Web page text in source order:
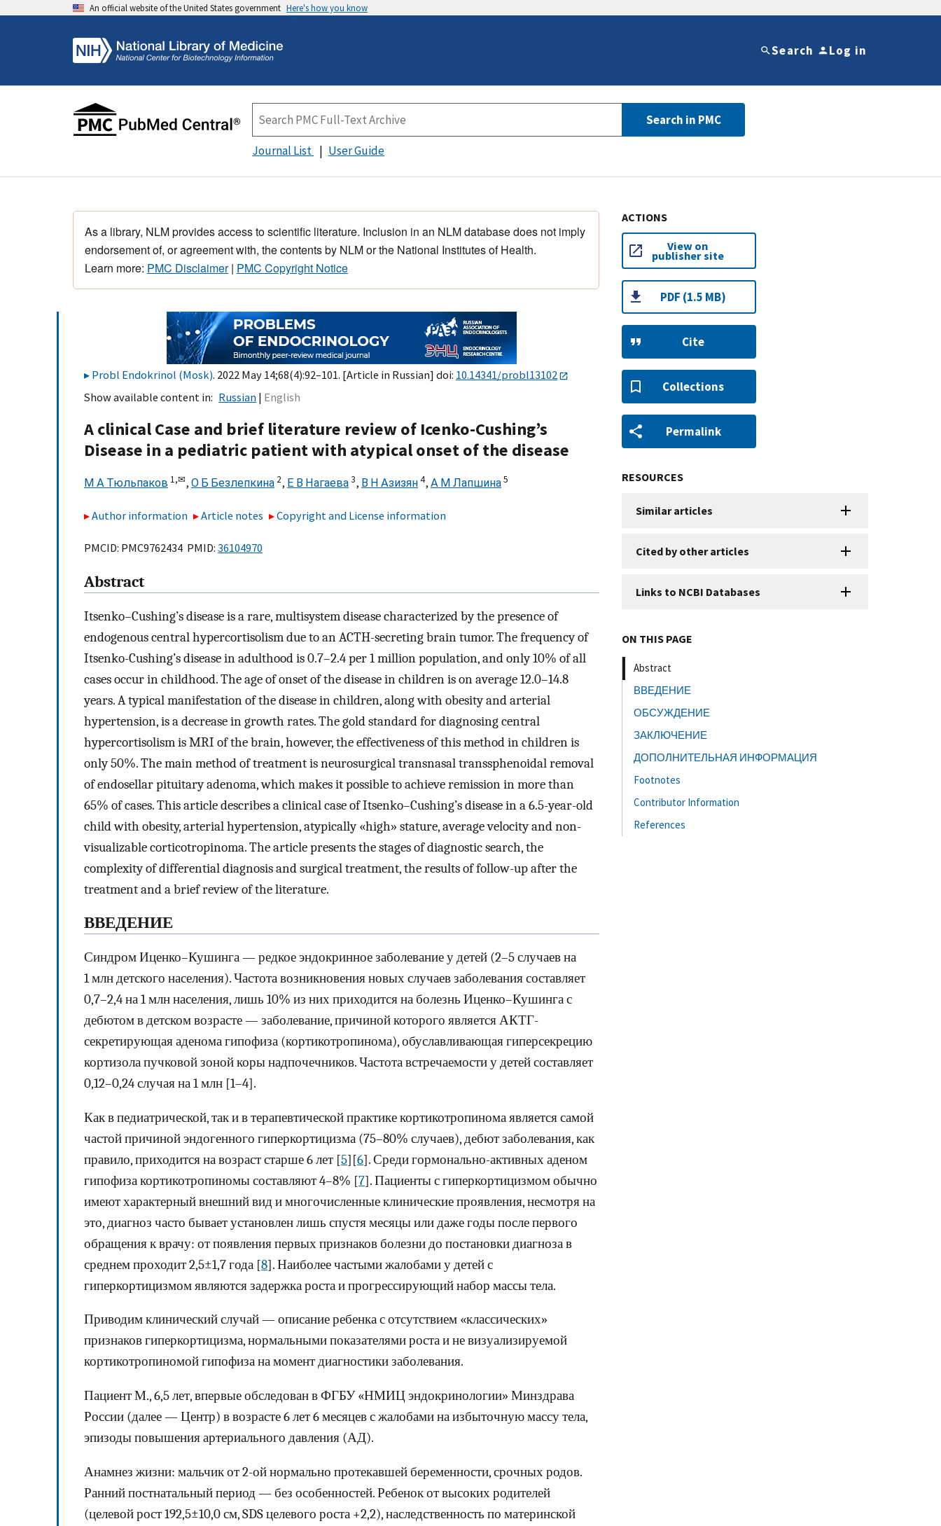
An official website of the United States government Here's how you know
Search Log in
Search in PMC
Journal List User Guide
As a library, NLM provides access to scientific literature. Inclusion in an NLM database does not imply
endorsement of, or agreement with, the contents by NLM or the National Institutes of Health.
Learn more: PMC Disclaimer| PMC Copyright Notice
Probl Endokrinol (Mosk). 2022 May 14;68(4):92–101. [Article in Russian] doi: 10.14341/probl13102
Show available content in
Russian English
A clinical Case and brief literature review of Icenko-Cushing’s
Disease in a pediatric patient with atypical onset of the disease
М А Тюльпаков 1,✉, О Б Безлепкина 2, Е В Нагаева3, В Н Азизян4, А М Лапшина5
Author information Article notes Copyright and License information
PMCID: PMC9762434 PMID: 36104970
Abstract
Itsenko–Cushing’s disease is a rare, multisystem disease characterized by the presence of
endogenous central hypercortisolism due to an ACTH-secreting brain tumor. The frequency of
Itsenko-Cushing’s disease in adulthood is 0.7–2.4 per 1 million population, and only 10% of all
cases occur in childhood. The age of onset of the disease in children is on average 12.0–14.8
years. A typical manifestation of the disease in children, along with obesity and arterial
hypertension, is a decrease in growth rates. The gold standard for diagnosing central
hypercortisolism is MRI of the brain, however, the effectiveness of this method in children is
only 50%. The main method of treatment is neurosurgical transnasal transsphenoidal removal
of endosellar pituitary adenoma, which makes it possible to achieve remission in more than
65% of cases. This article describes a clinical case of Itsenko–Cushing’s disease in a 6.5-year-old
child with obesity, arterial hypertension, atypically «high» stature, average velocity and non-
visualizable corticotropinoma. The article presents the stages of diagnostic search, the
complexity of differential diagnosis and surgical treatment, the results of follow-up after the
treatment and a brief review of the literature.
ВВЕДЕНИЕ
Синдром Иценко–Кушинга — редкое эндокринное заболевание у детей (2–5 случаев на
1 млн детского населения). Частота возникновения новых случаев заболевания составляет
0,7–2,4 на 1 млн населения, лишь 10% из них приходится на болезнь Иценко–Кушинга с
дебютом в детском возрасте — заболевание, причиной которого является АКТГ-
секретирующая аденома гипофиза (кортикотропинома), обуславливающая гиперсекрецию
кортизола пучковой зоной коры надпочечников. Частота встречаемости у детей составляет
0,12–0,24 случая на 1 млн [1–4].
Как в педиатрической, так и в терапевтической практике кортикотропинома является самой
частой причиной эндогенного гиперкортицизма (75–80% случаев), дебют заболевания, как
правило, приходится на возраст старше 6 лет [5][6]. Среди гормонально-активных аденом
гипофиза кортикотропиномы составляют 4–8% [7]. Пациенты с гиперкортицизмом обычно
имеют характерный внешний вид и многочисленные клинические проявления, несмотря на
это, диагноз часто бывает установлен лишь спустя месяцы или даже годы после первого
обращения к врачу: от появления первых признаков болезни до постановки диагноза в
среднем проходит 2,5±1,7 года [8]. Наиболее частыми жалобами у детей с
гиперкортицизмом являются задержка роста и прогрессирующий набор массы тела.
Приводим клинический случай — описание ребенка с отсутствием «классических»
признаков гипер­кортицизма, нормальными показателями роста и не визуализируемой
кортикотропиномой гипофиза на момент диагностики заболевания.
Пациент М., 6,5 лет, впервые обследован в ФГБУ «НМИЦ эндокринологии» Минздрава
России (далее — Центр) в возрасте 6 лет 6 месяцев с жалобами на избыточную массу тела,
эпизоды повышения артериального давления (АД).
Анамнез жизни: мальчик от 2-ой нормально протекавшей беременности, срочных родов.
Ранний постнатальный период — без особенностей. Ребенок от высоких родителей
(целевой рост 192,5±10,0 см, SDS целевого роста +2,2), наследственность по материнской
ACTIONS
View on
publisher site
PDF (1.5 MB)
Cite
Collections
Permalink
RESOURCES
Similar articles
Cited by other articles
Links to NCBI Databases
ON THIS PAGE
Abstract
ВВЕДЕНИЕ
ОБСУЖДЕНИЕ
ЗАКЛЮЧЕНИЕ
ДОПОЛНИТЕЛЬНАЯ ИНФОРМАЦИЯ
Footnotes
Contributor Information
References